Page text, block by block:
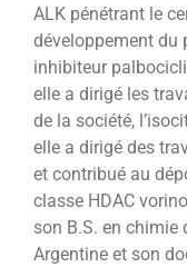
ALK pénétrant le
développement du
inhibiteur
elle a dirigé les
de la société,
elle a dirigé des
et contribué au
classe HDAC
son B.S. en chimie
Argentine et son